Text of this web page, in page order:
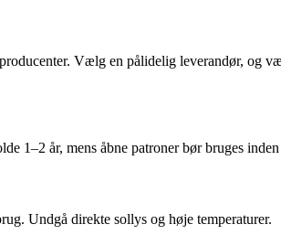
Vælg en pålidelig leverandør,
1–2 år, mens åbne patroner bør bruges
Undgå direkte sollys og høje temperaturer.